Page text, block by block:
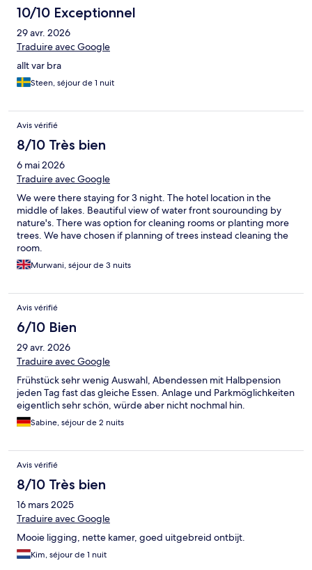
10/10 Exceptionnel
29 avr. 2026
Traduire avec Google
allt var bra
Steen, séjour de 1 nuit
Avis vérifié
8/10 Très bien
6 mai 2026
Traduire avec Google
We were there staying for 3 night. The hotel location in the
middle of lakes. Beautiful view of water front sourounding by
nature's. There was option for cleaning rooms or planting more
trees. We have chosen if planning of trees instead cleaning the
room.
Murwani, séjour de 3 nuits
Avis vérifié
6/10 Bien
29 avr. 2026
Traduire avec Google
Frühstück sehr wenig Auswahl, Abendessen mit Halbpension
jeden Tag fast das gleiche Essen. Anlage und Parkmöglichkeiten
eigentlich sehr schön, würde aber nicht nochmal hin.
Sabine, séjour de 2 nuits
Avis vérifié
8/10 Très bien
16 mars 2025
Traduire avec Google
Mooie ligging, nette kamer, goed uitgebreid ontbijt.
Kim, séjour de 1 nuit